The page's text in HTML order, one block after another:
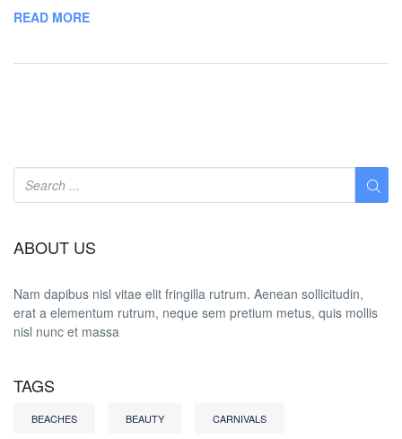
READ MORE
ABOUT US
Nam dapibus nisl vitae elit fringilla rutrum. Aenean sollicitudin,
erat a elementum rutrum, neque sem pretium metus, quis mollis
nisl nunc et massa
TAGS
BEACHES BEAUTY CARNIVALS